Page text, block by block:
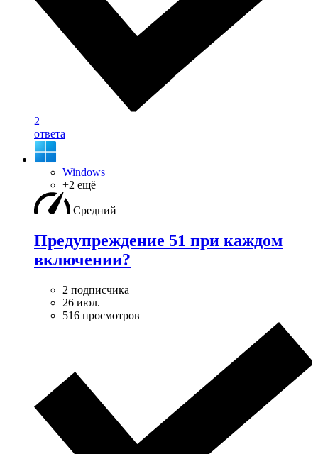
2
ответа
Windows
+2 ещё
Средний
Предупреждение 51 при каждом
включении?
2 подписчика
26 июл.
516 просмотров